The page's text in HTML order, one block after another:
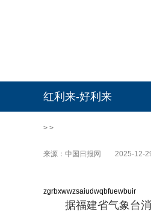
红利来-好利来
> >
来源：中国日报网 2025-12-
zgrbxwwzsaiudwqbfuewbuir
据福建省气象台